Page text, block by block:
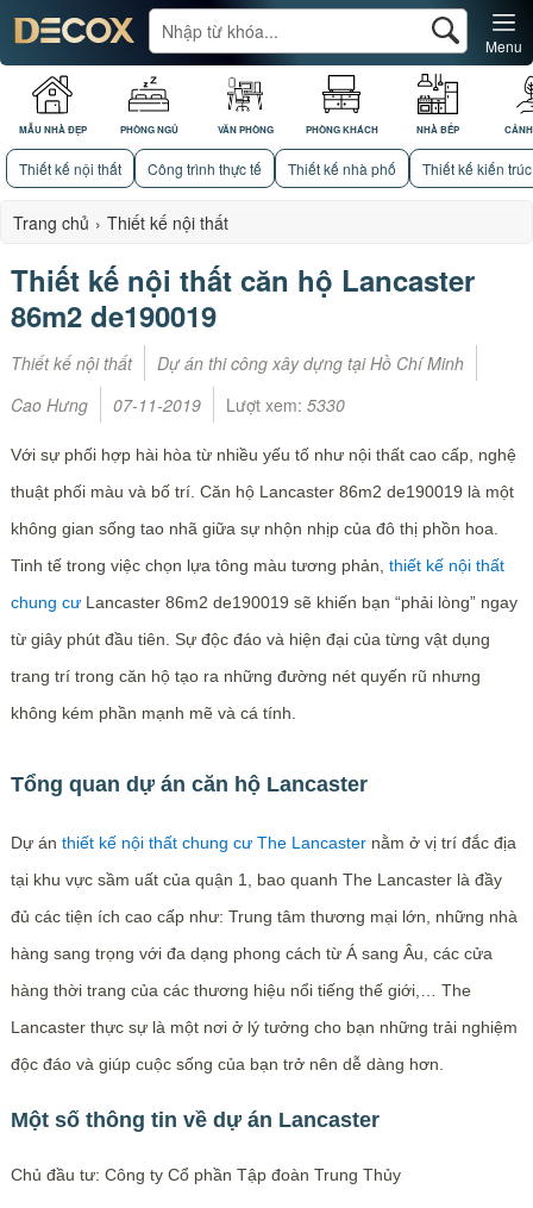
MẪU NHÀ ĐẸP PHÒNG NGỦ VĂN PHÒNG PHÒNG KHÁCH NHÀ BẾP
Menu
Thiết kế nội thất Công trình thực tế Thiết kế nhà phố Thiết kế kiến trúc
Trang chủ › Thiết kế nội thất
Thiết kế nội thất căn hộ Lancaster
86m2 de190019
Thiết kế nội thất
Dự án thi công xây dựng tại Hồ Chí Minh
Cao Hưng
07-11-2019 Lượt xem: 5330
Với sự phối hợp hài hòa từ nhiều yếu tố như nội thất cao cấp, nghệ
thuật phối màu và bố trí. Căn hộ Lancaster 86m2 de190019 là một
không gian sống tao nhã giữa sự nhộn nhịp của đô thị phồn hoa.
Tinh tế trong việc chọn lựa tông màu tương phản, thiết kế nội thất
chung cưLancaster 86m2 de190019 sẽ khiến bạn “phải lòng” ngay
từ giây phút đầu tiên. Sự độc đáo và hiện đại của từng vật dụng
trang trí trong căn hộ tạo ra những đường nét quyến rũ nhưng
không kém phần mạnh mẽ và cá tính.
Tổng quan dự án căn hộ Lancaster
Dự án thiết kế nội thất chung cư The Lancasternằm ở vị trí đắc địa
tại khu vực sầm uất của quận 1, bao quanh The Lancaster là đầy
đủ các tiện ích cao cấp như: Trung tâm thương mại lớn, những nhà
hàng sang trọng với đa dạng phong cách từ Á sang Âu, các cửa
hàng thời trang của các thương hiệu nổi tiếng thế giới,… The
Lancaster thực sự là một nơi ở lý tưởng cho bạn những trải nghiệm
độc đáo và giúp cuộc sống của bạn trở nên dễ dàng hơn.
Một số thông tin về dự án Lancaster
Chủ đầu tư: Công ty Cổ phần Tập đoàn Trung Thủy